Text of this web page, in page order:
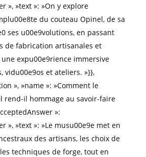
», »text »: »On y explore
du couteau Opinel, de sa
ses u00e9volutions, en passant
de fabrication artisanales et
expu00e9rience immersive
vidu00e9os et ateliers. »}},
», »name »: »Comment le
rend-il hommage au savoir-faire
»:
», »text »: »Le musu00e9e met en
des artisans, les choix de
techniques de forge, tout en